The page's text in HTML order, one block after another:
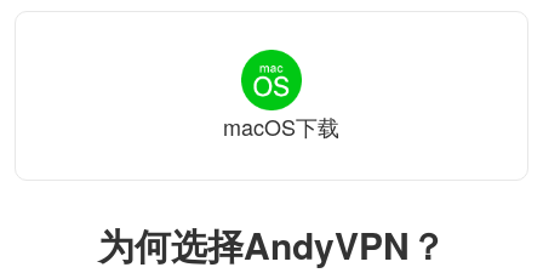
为何选择AndyVPN？
macOS下载